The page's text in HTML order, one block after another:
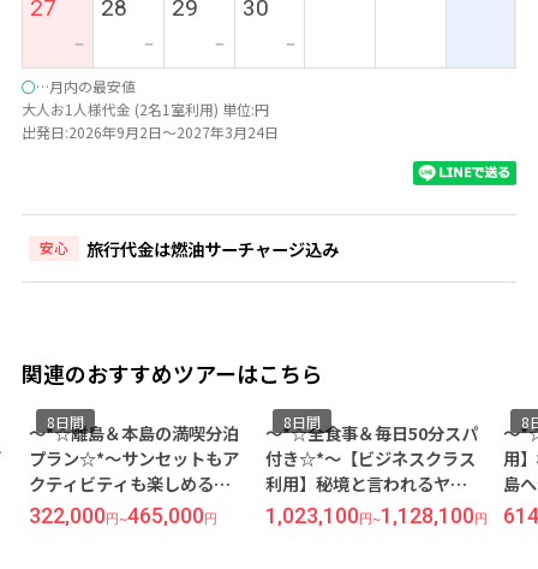
27
ー
28
ー
29
ー
30
ー
○…月内の最安値
大人お1人様代金 (2名1室利用) 単位:円
出発日:2026年9月2日～2027年3月24日
安心 旅行代金は燃油サーチャージ込み
関連のおすすめツアーはこちら
～*☆離島＆本島の満喫分泊
プラン☆*～サンセットもア
クティビティも楽しめる
『マスケット コーブ リゾー
ト【Garden Bure】/朝・
8日間
322,000円~465,000円
～*☆全食事＆毎日50分スパ
付き☆*～【ビジネスクラス
利用】秘境と言われるヤサ
ワ諸島の美しい大自然の中
に佇む秘境5つ星リゾート
8日間
1,023,100円~1,128,100円
～
用
島
あ
8